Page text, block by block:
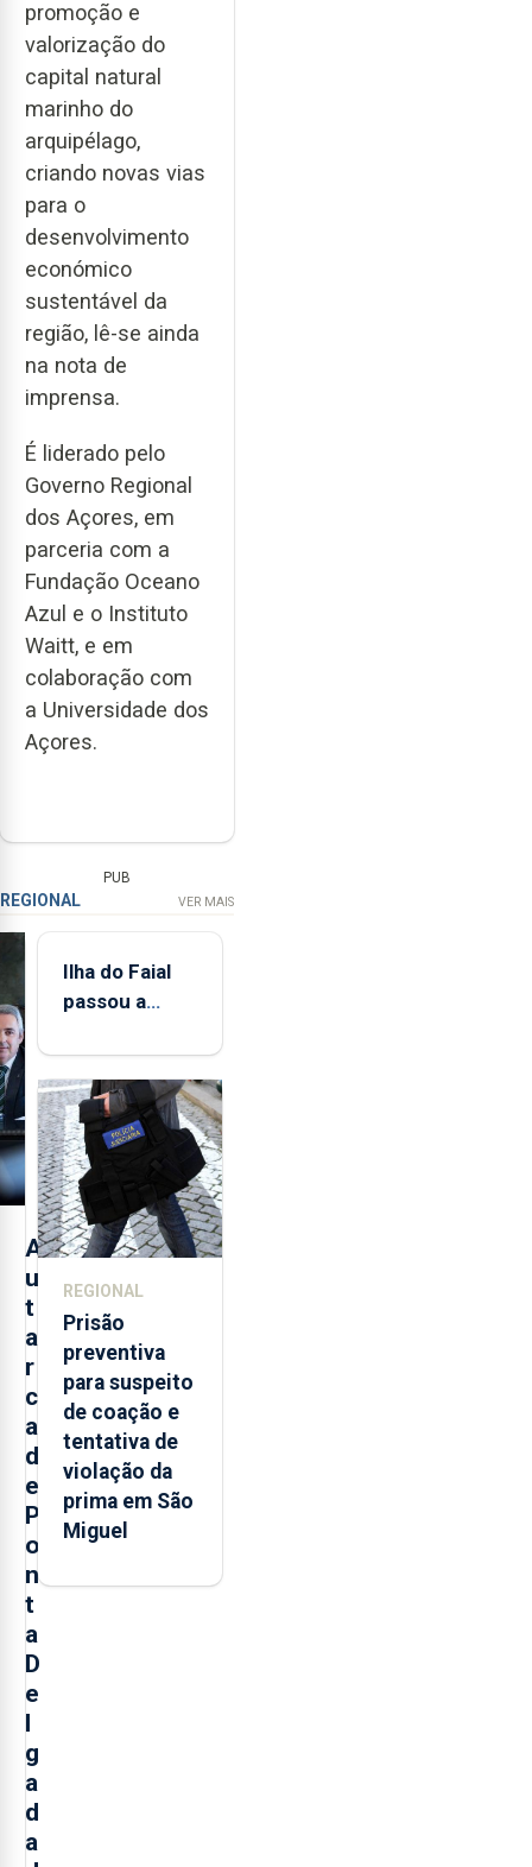
promoção e
valorização do
capital natural
marinho do
arquipélago,
criando novas vias
para o
desenvolvimento
económico
sustentável da
região, lê-se ainda
na nota de
imprensa.
É liderado pelo
Governo Regional
dos Açores, em
parceria com a
Fundação Oceano
Azul e o Instituto
Waitt, e em
colaboração com
a Universidade dos
Açores.
PUB
REGIONAL VER MAIS
A
u
t
a
r
c
a
d
e
P
o
n
t
a
D
e
g
a
d
a
Ilha do Faial
passou a
de
monitorização
de infrassons
dos Açores
REGIONAL
Prisão
preventiva
para suspeito
de coação e
tentativa de
violação da
prima em São
Miguel